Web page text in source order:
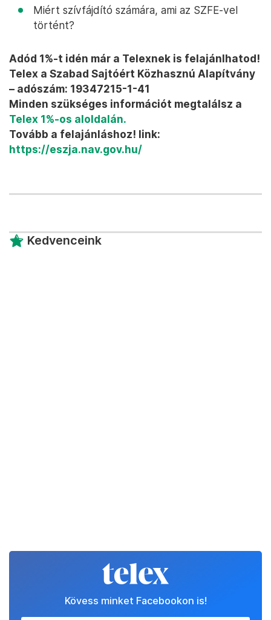
Miért szívfájdító számára, ami az SZFE-vel
történt?
Adód 1%-t idén már a Telexnek is felajánlhatod!
Telex a Szabad Sajtóért Közhasznú Alapítvány
– adószám: 19347215-1-41
Minden szükséges információt megtalálsz a
Telex 1%-os aloldalán.
Tovább a felajánláshoz! link:
https://eszja.nav.gov.hu/
Kedvenceink
Kövess minket Facebookon is!